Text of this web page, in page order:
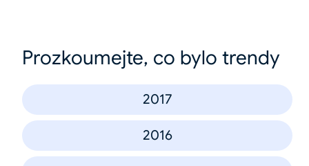
Prozkoumejte, co bylo trendy
2017
2016